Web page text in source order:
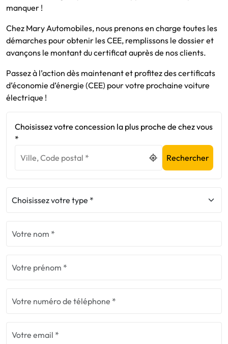
manquer !
Chez Mary Automobiles, nous prenons en charge toutes les
démarches pour obtenir les CEE, remplissons le dossier et
avançons le montant du certificat auprès de nos clients.
Passez à l’action dès maintenant et profitez des certificats
d’économie d’énergie (CEE) pour votre prochaine voiture
électrique !
Choisissez votre concession la plus proche de chez vous
*
Rechercher